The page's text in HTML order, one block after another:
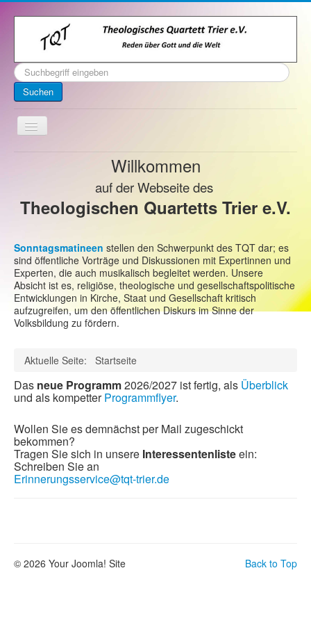
Suchen
...
Suchen
Toggle
Navigation
Kontakt
Archiv
Impressum
Willkommen
auf der Webseite des
Theologischen Quartetts Trier e.V.
Sonntagsmatineen stellen den Schwerpunkt des TQT dar; es
sind öffentliche Vorträge und Diskussionen mit Expertinnen und
Experten, die auch musikalisch begleitet werden. Unsere
Absicht ist es, religiöse, theologische und gesellschaftspolitische
Entwicklungen in Kirche, Staat und Gesellschaft kritisch
aufzugreifen, um den öffentlichen Diskurs im Sinne der
Volksbildung zu fördern.
Aktuelle Seite: Startseite
Das neue Programm2026/2027 ist fertig, als Überblick
und als kompetterProgrammflyer.
Wollen Sie es demnächst per Mail zugeschickt
bekommen?
Tragen Sie sich in unsere Interessentenlisteein:
Schreiben Sie an
Erinnerungsservice@tqt-trier.de
Back to Top
© 2026 Your Joomla! Site